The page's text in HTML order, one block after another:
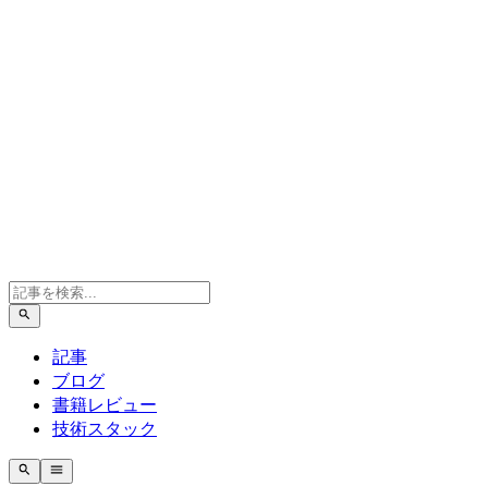
記事
ブログ
書籍レビュー
技術スタック